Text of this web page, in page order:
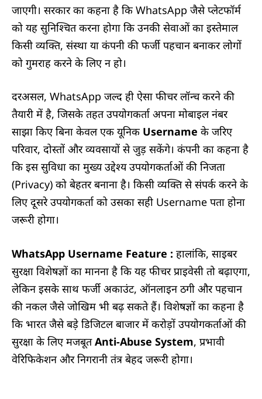
जाएगी। सरकार का कहना है कि WhatsApp जैसे प्लेटफॉर्म
को यह सुनिश्चित करना होगा कि उनकी सेवाओं का इस्तेमाल
किसी व्यक्ति, संस्था या कंपनी की फर्जी पहचान बनाकर लोगों
को गुमराह करने के लिए न हो।
दरअसल, WhatsApp जल्द ही ऐसा फीचर लॉन्च करने की
तैयारी में है, जिसके तहत उपयोगकर्ता अपना मोबाइल नंबर
साझा किए बिना केवल एक यूनिक Username के जरिए
परिवार, दोस्तों और व्यवसायों से जुड़ सकेंगे। कंपनी का कहना है
कि इस सुविधा का मुख्य उद्देश्य उपयोगकर्ताओं की निजता
(Privacy) को बेहतर बनाना है। किसी व्यक्ति से संपर्क करने के
लिए दूसरे उपयोगकर्ता को उसका सही Username पता होना
जरूरी होगा।
WhatsApp Username Feature : हालांकि, साइबर
सुरक्षा विशेषज्ञों का मानना है कि यह फीचर प्राइवेसी तो बढ़ाएगा,
लेकिन इसके साथ फर्जी अकाउंट, ऑनलाइन ठगी और पहचान
की नकल जैसे जोखिम भी बढ़ सकते हैं। विशेषज्ञों का कहना है
कि भारत जैसे बड़े डिजिटल बाजार में करोड़ों उपयोगकर्ताओं की
सुरक्षा के लिए मजबूतAnti-Abuse System, प्रभावी
वेरिफिकेशन और निगरानी तंत्र बेहद जरूरी होगा।